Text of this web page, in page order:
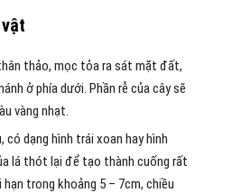
thảo, mọc tỏa ra sát mặt đất,
ở phía dưới. Phần rễ của cây sẽ
vàng nhạt.
có dạng hình trái xoan hay hình
lá thót lại để tạo thành cuống rất
hạn trong khoảng 5 – 7cm, chiều